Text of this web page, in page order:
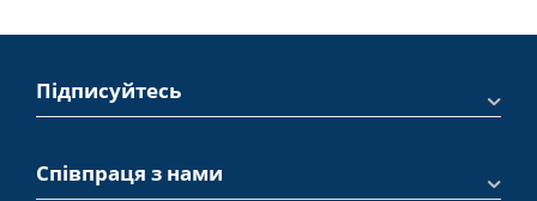
Підписуйтесь
Співпраця з нами